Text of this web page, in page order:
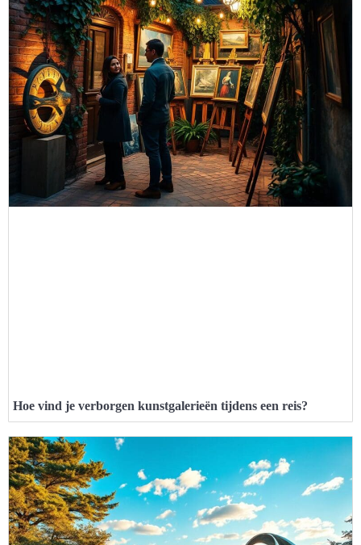
Hoe vind je verborgen kunstgalerieën tijdens een reis?